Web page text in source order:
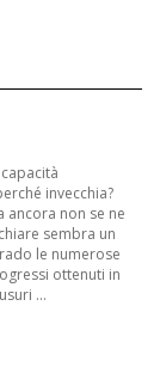
invecchia?
ancora non se ne
sembra un
le numerose
ottenuti in
...